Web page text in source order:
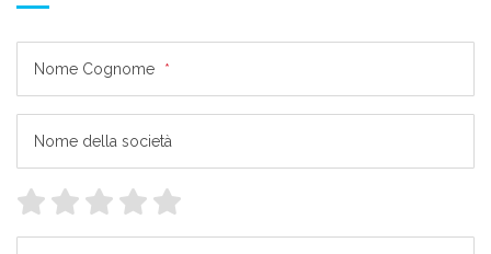
Nome Cognome *
Nome della società